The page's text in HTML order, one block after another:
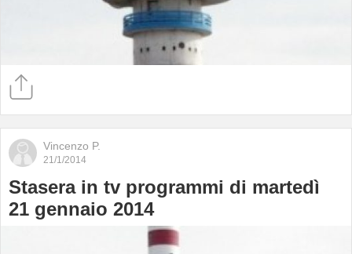
Vincenzo P.
21/1/2014
Stasera in tv programmi di martedì
21 gennaio 2014